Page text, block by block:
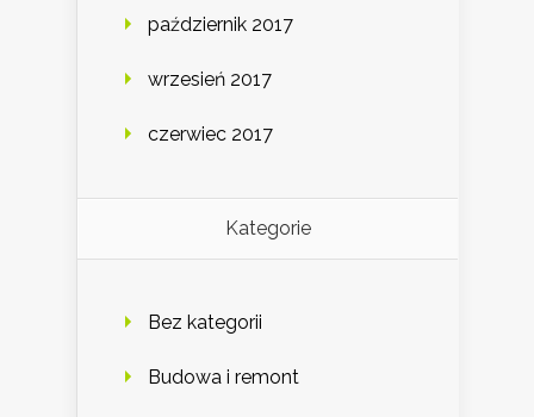
październik 2017
wrzesień 2017
czerwiec 2017
Kategorie
Bez kategorii
Budowa i remont